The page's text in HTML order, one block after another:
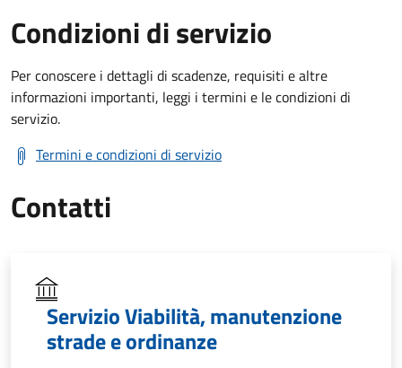
Condizioni di servizio
Per conoscere i dettagli di scadenze, requisiti e altre
informazioni importanti, leggi i termini e le condizioni di
servizio.
Termini e condizioni di servizio
Contatti
Servizio Viabilità, manutenzione
strade e ordinanze